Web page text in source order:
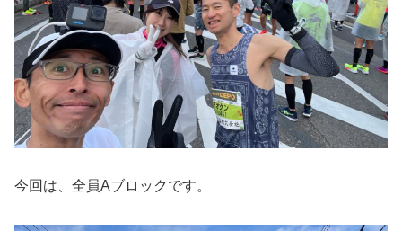
今回は、全員Aブロックです。